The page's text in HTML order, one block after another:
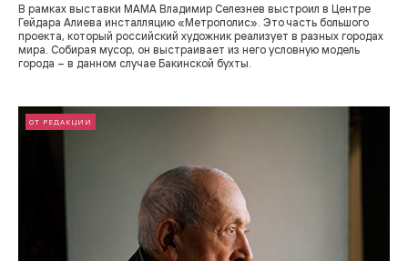
В рамках выставки МАМА Владимир Селезнев выстроил в Центре
Гейдара Алиева инсталляцию «Метрополис». Это часть большого
проекта, который российский художник реализует в разных городах
мира. Собирая мусор, он выстраивает из него условную модель
города – в данном случае Бакинской бухты.
ОТ РЕДАКЦИИ